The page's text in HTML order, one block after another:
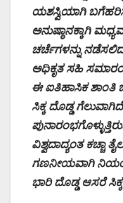
ಯಶಸ್ವಿಯಾಗಿ
ಅನುಷ್ಠಾನಕ್ಕಾಗಿ
ಚರ್ಚೆಗಳನ್ನು
ಅಧಿಕೃತ ಸಹಿ
ಈ ಐತಿಹಾಸಿಕ ಶಾಂತಿ
ಸಿಕ್ಕ ದೊಡ್ಡ
ವಿಶ್ವದಾದ್ಯಂತ ಕಚ್ಚಾ
ಗಣನೀಯವಾಗಿ
ಭಾರಿ ದೊಡ್ಡ ಆಸರೆ